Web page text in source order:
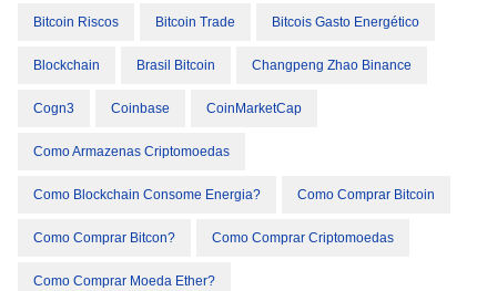
Bitcoin Riscos Bitcoin Trade Bitcois Gasto Energético
Blockchain Brasil Bitcoin Changpeng Zhao Binance
Cogn3 Coinbase CoinMarketCap
Como Armazenas Criptomoedas
Como Blockchain Consome Energia? Como Comprar Bitcoin
Como Comprar Bitcon? Como Comprar Criptomoedas
Como Comprar Moeda Ether?